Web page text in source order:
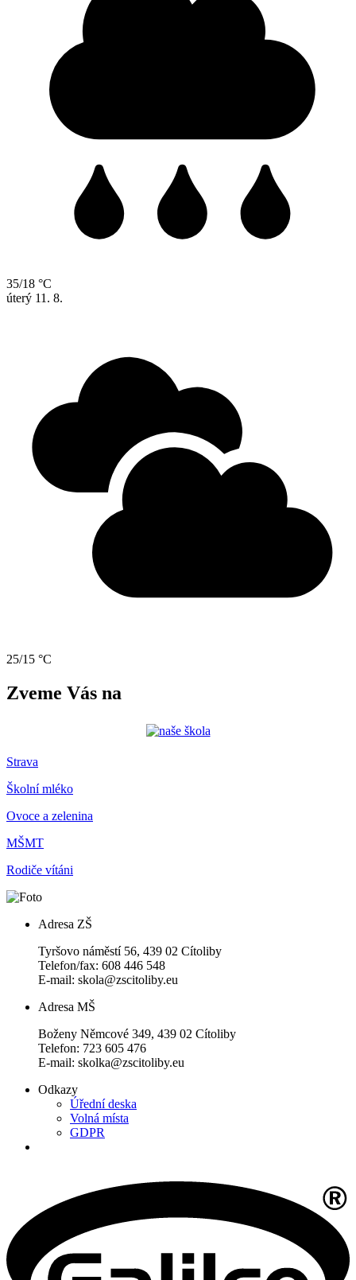
35/18 °C
úterý 11. 8.
25/15 °C
Zveme Vás na
Strava
Školní mléko
Ovoce a zelenina
MŠMT
Rodiče vítáni
Adresa ZŠ
Tyršovo náměstí 56, 439 02 Cítoliby
Telefon/fax: 608 446 548
E-mail: skola@zscitoliby.eu
Adresa MŠ
Boženy Němcové 349, 439 02 Cítoliby
Telefon: 723 605 476
E-mail: skolka@zscitoliby.eu
Odkazy
Úřední deska
Volná místa
GDPR